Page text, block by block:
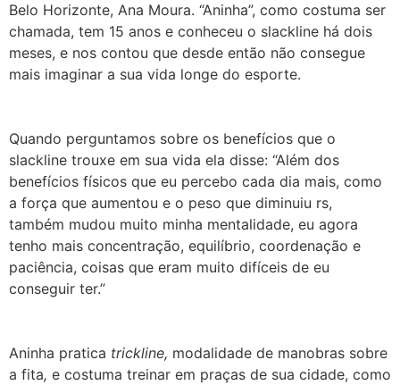
Belo Horizonte, Ana Moura. “Aninha”, como costuma ser
chamada, tem 15 anos e conheceu o slackline há dois
meses, e nos contou que desde então não consegue
mais imaginar a sua vida longe do esporte.
Quando perguntamos sobre os benefícios que o
slackline trouxe em sua vida ela disse: “Além dos
benefícios físicos que eu percebo cada dia mais, como
a força que aumentou e o peso que diminuiu rs,
também mudou muito minha mentalidade, eu agora
tenho mais concentração, equilíbrio, coordenação e
paciência, coisas que eram muito difíceis de eu
conseguir ter.”
Aninha pratica trickline, modalidade de manobras sobre
a fita, e costuma treinar em praças de sua cidade, como